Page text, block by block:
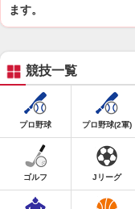
ます。
競技一覧
プロ野球 プロ野球(2軍)
ゴルフ Jリーグ